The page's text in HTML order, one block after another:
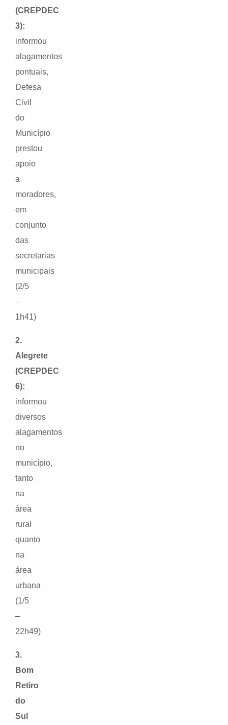
(CREPDEC
3):
informou
alagamentos
pontuais,
Defesa
Civil
do
Município
prestou
apoio
a
moradores,
em
conjunto
das
secretarias
municipais
(2/5
–
1h41)
2.
Alegrete
(CREPDEC
6):
informou
diversos
alagamentos
no
município,
tanto
na
área
rural
quanto
na
área
urbana
(1/5
–
22h49)
3.
Bom
Retiro
do
Sul